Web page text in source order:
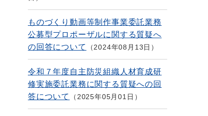
ものづくり動画等制作事業委託業務
公募型プロポーザルに関する質疑へ
の回答について
2024年08月13日
令和７年度自主防災組織人材育成研
修実施委託業務に関する質疑への回
答について
2025年05月01日